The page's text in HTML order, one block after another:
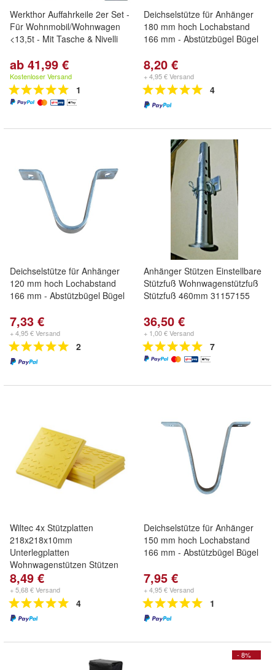
Werkthor Auffahrkeile 2er Set -
Für Wohnmobil/Wohnwagen
<13,5t - Mit Tasche & Nivelli
ab 41,99 €
Kostenloser Versand
1
Deichselstütze für Anhänger
180 mm hoch Lochabstand
166 mm - Abstützbügel Bügel
8,20 €
+ 4,95 € Versand
4
Deichselstütze für Anhänger
120 mm hoch Lochabstand
166 mm - Abstützbügel Bügel
7,33 €
+ 4,95 € Versand
2
Anhänger Stützen Einstellbare
Stützfuß Wohnwagenstützfuß
Stützfuß 460mm 31157155
36,50 €
+ 1,00 € Versand
7
Wiltec 4x Stützplatten
218x218x10mm
Unterlegplatten
Wohnwagenstützen Stützen
8,49 €
+ 5,68 € Versand
4
Deichselstütze für Anhänger
150 mm hoch Lochabstand
166 mm - Abstützbügel Bügel
7,95 €
+ 4,95 € Versand
1
- 8%